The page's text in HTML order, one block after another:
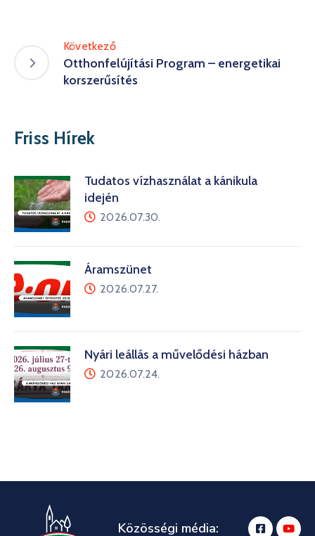
Következő
Otthonfelújítási Program – energetikai
korszerűsítés
Friss Hírek
Tudatos vízhasználat a kánikula
idején
2026.07.30.
Áramszünet
2026.07.27.
Nyári leállás a művelődési házban
2026.07.24.
Közösségi média: